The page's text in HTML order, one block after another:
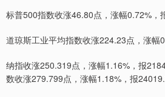
标普500指数收涨46.80点，涨幅0.72%，
道琼斯工业平均指数收涨224.23点，涨幅
纳指收涨250.319点，涨幅1.16%，报
数收涨279.799点，涨幅1.18%，报